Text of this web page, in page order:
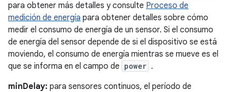
para obtener más detalles y consulte Proceso de
medición de energía para obtener detalles sobre cómo
medir el consumo de energía de un sensor. Si el consumo
de energía del sensor depende de si el dispositivo se está
moviendo, el consumo de energía mientras se mueve es el
que se informa en el campo de power .
minDelay: para sensores continuos, el período de